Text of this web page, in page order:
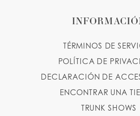
TÉRMINOS DE
POLÍTICA DE
DECLARACIÓN DE
ENCONTRAR UNA
TRUNK SHOWS